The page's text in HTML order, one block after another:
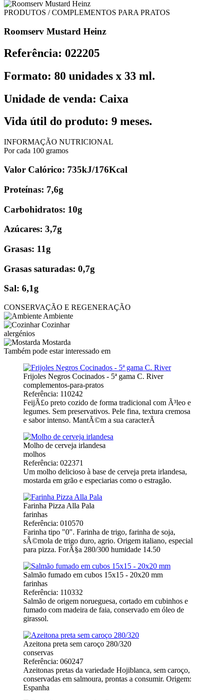
PRODUTOS / COMPLEMENTOS PARA PRATOS
Roomserv Mustard Heinz
Referência: 022205
Formato: 80 unidades x 33 ml.
Unidade de venda: Caixa
Vida útil do produto: 9 meses.
INFORMAÇÃO NUTRICIONAL
Por cada 100 gramos
Valor Calórico: 735kJ/176Kcal
Proteínas: 7,6g
Carbohidratos: 10g
Azúcares: 3,7g
Grasas: 11g
Grasas saturadas: 0,7g
Sal: 6,1g
CONSERVAÇÃO E REGENERAÇÃO
Ambiente
Cozinhar
alergénios
Mostarda
Também pode estar interessado em
Frijoles Negros Cocinados - 5ª gama C. River
complementos-para-pratos
Referência: 110242
FeijÃ£o preto cozido de forma tradicional com Ã³leo e
legumes. Sem preservativos. Pele fina, textura cremosa
e sabor intenso. MantÃ©m a sua caracterÃ­
Molho de cerveja irlandesa
molhos
Referência: 022371
Um molho delicioso à base de cerveja preta irlandesa,
mostarda em grão e especiarias como o estragão.
Farinha Pizza Alla Pala
farinhas
Referência: 010570
Farinha tipo "0". Farinha de trigo, farinha de soja,
sÃ©mola de trigo duro, agrio. Origem italiano, especial
para pizza. ForÃ§a 280/300 humidade 14.50
Salmão fumado em cubos 15x15 - 20x20 mm
farinhas
Referência: 110332
Salmão de origem norueguesa, cortado em cubinhos e
fumado com madeira de faia, conservado em óleo de
girassol.
Azeitona preta sem caroço 280/320
conservas
Referência: 060247
Azeitonas pretas da variedade Hojiblanca, sem caroço,
conservadas em salmoura, prontas a consumir. Origem:
Espanha